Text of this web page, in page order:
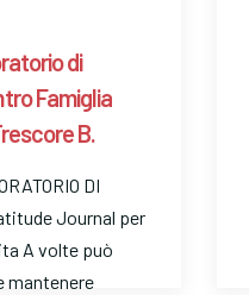
di
Famiglia
B.
DI
Journal per
A volte può
mantenere